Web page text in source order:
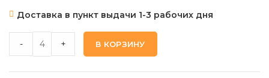
Доставка в пункт выдачи 1-3 рабочих дня
КИК КС673_СИЛЬВЕР 7,0 17 5 112 54 57,1 quantity
- + В КОРЗИНУ